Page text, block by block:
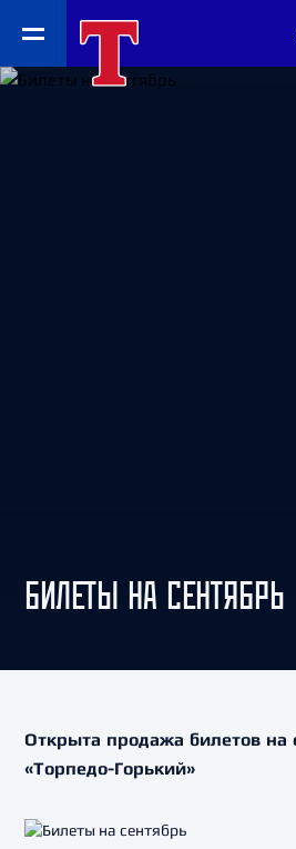
БИЛЕТЫ НА СЕНТЯБРЬ
Открыта продажа билетов на
«Торпедо-Горький»